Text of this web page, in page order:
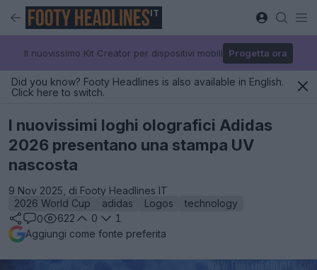
IT
Il nuovissimo Kit Creator per dispositivi mobili Progetta ora
Did you know? Footy Headlines is also available in English.
Click here to switch.
I nuovissimi loghi olografici Adidas
2026 presentano una stampa UV
nascosta
9 Nov 2025, di Footy Headlines IT
2026 World Cup
adidas Logos
technology
0
622 0
1
Aggiungi come fonte preferita